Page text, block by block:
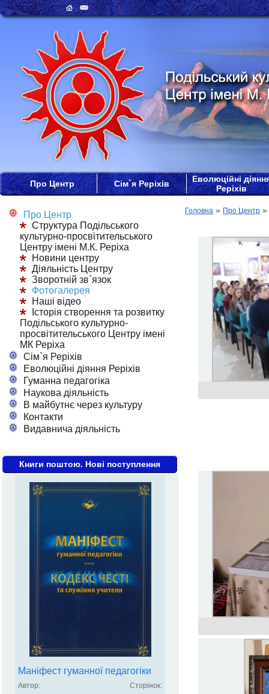
Про Центр Сім`я Реріхів
Еволюційні
Реріхів
Про Центр
Структура Подільського
культурно-просвітительського
Центру імені М.К. Реріха
Новини центру
Діяльність Центру
Зворотній зв`язок
Фотогалерея
Наші відео
Історія створення та розвитку
Подільського культурно-
просвітительського Центру імені
МК Реріха
Сім`я Реріхів
Еволюційні діяння Реріхів
Гуманна педагогіка
Наукова діяльність
В майбутнє через культуру
Контакти
Видавнича діяльність
Книги поштою. Нові поступлення
Маніфест гуманної педагогіки
Автор:
Сторінок:
Головна » Про Центр »